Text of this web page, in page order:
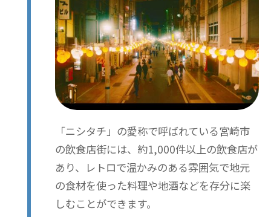
「ニシタチ」の愛称で呼ばれている宮崎市
の飲食店街には、約1,000件以上の飲食店が
あり、レトロで温かみのある雰囲気で地元
の食材を使った料理や地酒などを存分に楽
しむことができます。